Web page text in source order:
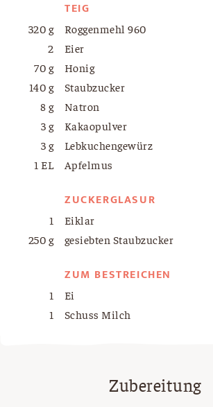
TEIG
320 g
Roggenmehl 960
2
Eier
70 g
Honig
140 g
Staubzucker
8 g
Natron
3 g
Kakaopulver
3 g
Lebkuchengewürz
1 EL
Apfelmus
ZUCKERGLASUR
1
Eiklar
250 g
gesiebten Staubzucker
ZUM BESTREICHEN
1
Ei
1
Schuss Milch
Zubereitung